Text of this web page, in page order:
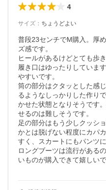
4
サイズ ： ちょうどよい
普段23センチでМ購入。厚
ズ感です。
ヒールがあるけどとても歩
履き口はゆったりしていま
やすいです。
筒の部分はクタッとした感
るようなしっかりした作り
かせた状態となりそうです
せるのは難しそうです。
足の部分はもう少しクッシ
かとは脱げない程度にカパ
すく、スカートにもパンツ
ロングブーツは流行がある
いものが購入できて嬉しいで